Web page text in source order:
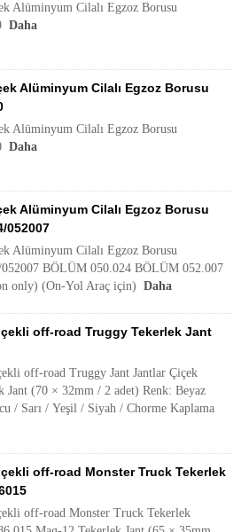
Alüminyum Cilalı Egzoz Borusu
Daha
Alüminyum Cilalı Egzoz Borusu
Alüminyum Cilalı Egzoz Borusu
Daha
Alüminyum Cilalı Egzoz Borusu
052007
Alüminyum Cilalı Egzoz Borusu
052007 BÖLÜM 050.024 BÖLÜM 052.007
only) (On-Yol Araç için) Daha
off-road Truggy Tekerlek Jant
off-road Truggy Jant Jantlar Çiçek
Jant (70 × 32mm / 2 adet) Renk: Beyaz
/ Sarı / Yeşil / Siyah / Chorme Kaplama
off-road Monster Truck Tekerlek
off-road Monster Truck Tekerlek